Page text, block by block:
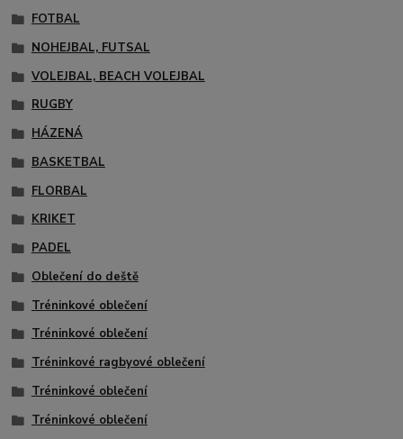
FOTBAL
NOHEJBAL, FUTSAL
VOLEJBAL, BEACH VOLEJBAL
RUGBY
HÁZENÁ
BASKETBAL
FLORBAL
KRIKET
PADEL
Oblečení do deště
Tréninkové oblečení
Tréninkové oblečení
Tréninkové ragbyové oblečení
Tréninkové oblečení
Tréninkové oblečení